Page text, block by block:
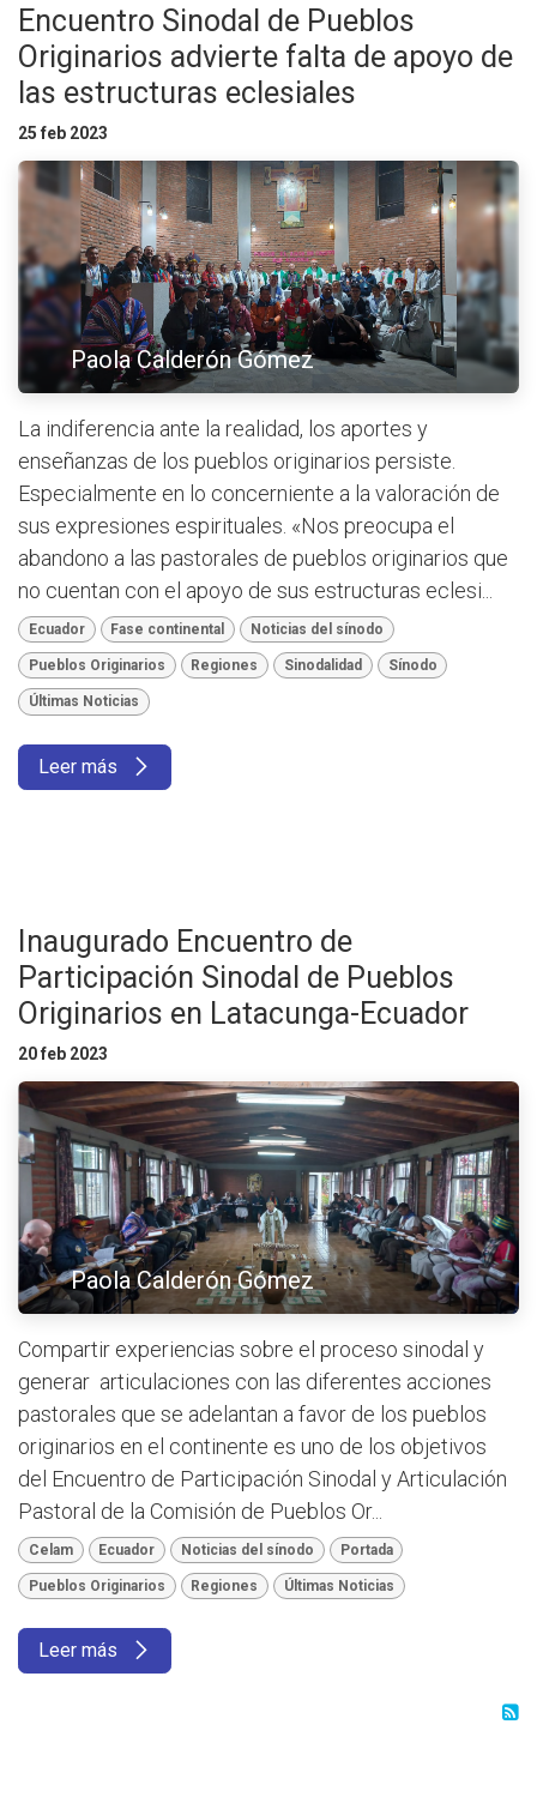
Encuentro Sinodal de Pueblos
Originarios advierte falta de apoyo de
las estructuras eclesiales
25 feb 2023
Paola Calderón Gómez
La indiferencia ante la realidad, los aportes y
enseñanzas de los pueblos originarios persiste.
Especialmente en lo concerniente a la valoración de
sus expresiones espirituales. «Nos preocupa el
abandono a las pastorales de pueblos originarios que
no cuentan con el apoyo de sus estructuras eclesi...
Ecuador Fase continental Noticias del sínodo
Pueblos Originarios Regiones Sinodalidad Sínodo
Últimas Noticias
Leer más
Inaugurado Encuentro de
Participación Sinodal de Pueblos
Originarios en Latacunga-Ecuador
20 feb 2023
Paola Calderón Gómez
Compartir experiencias sobre el proceso sinodal y
generar articulaciones con las diferentes acciones
pastorales que se adelantan a favor de los pueblos
originarios en el continente es uno de los objetivos
del Encuentro de Participación Sinodal y Articulación
Pastoral de la Comisión de Pueblos Or...
Celam Ecuador Noticias del sínodo Portada
Pueblos Originarios Regiones Últimas Noticias
Leer más